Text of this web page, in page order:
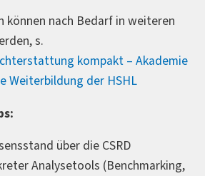
können nach Bedarf in weiteren
s.
kompakt – Akademie
Weiterbildung der HSHL
über die CSRD
Analysetools (Benchmarking,